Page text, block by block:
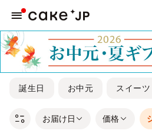
誕生日 お中元 スイーツ
お届け日 価格